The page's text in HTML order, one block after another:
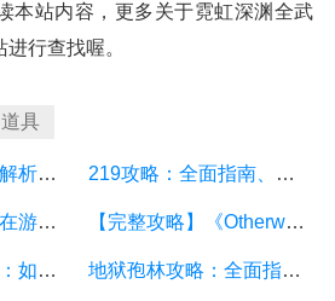
本站内容，更多关于霓虹深渊全武
行查找喔。
道具
兵器谱攻略：全面解析游戏中的武器装备及使用技巧 219攻略：全面指南、技巧和秘籍详解
打僵尸攻略：如何在游戏中有效击败僵尸并保全生命 【完整攻略】《Otherworld》游戏攻略：从零开始探索异界之谜
新手绝地求生攻略：如何在游戏中存活并获得胜利？ 地狱孢林攻略：全面指南，让你轻松通关